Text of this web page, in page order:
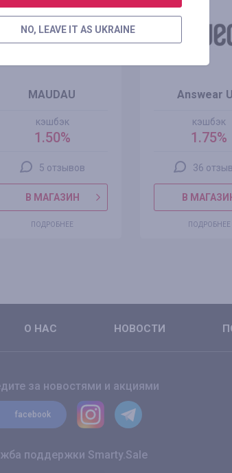
MAUDAU
кэшбэк
1.50%
5 отзывов
В МАГАЗИН
ПОДРОБНЕЕ
Answear
кэшбэк
1.75%
36
В
ПОДРОБНЕЕ
О НАС НОВОСТИ
за новостями и акциями
facebook
поддержки Smarty.Sale
NO, LEAVE IT AS UKRAINE